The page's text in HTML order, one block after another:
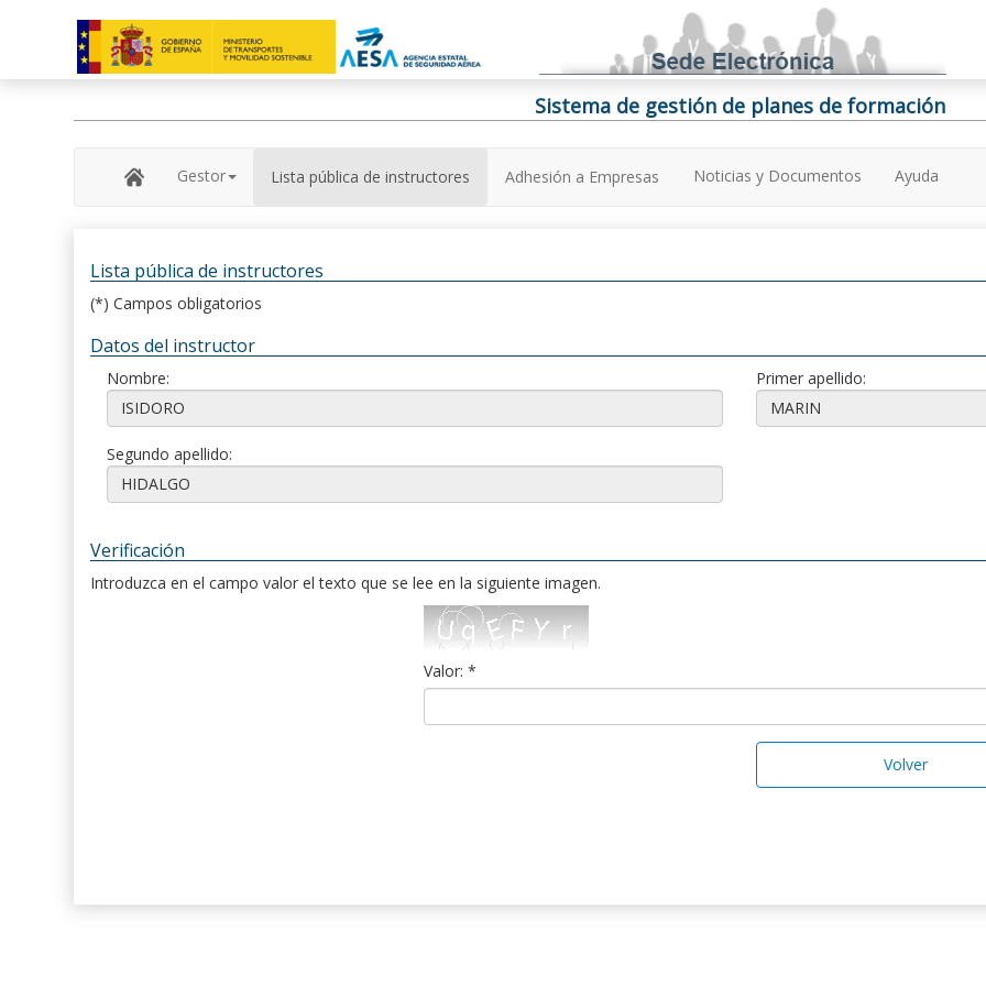
Sistema de gestión de planes de formación
Gestor Lista pública de instructores Adhesión a Empresas Noticias y Documentos Ayuda
Lista pública de instructores
(*) Campos obligatorios
Datos del instructor
Nombre: Primer apellido:
Segundo apellido:
Verificación
Introduzca en el campo valor el texto que se lee en la siguiente imagen.
Valor: *
Volver